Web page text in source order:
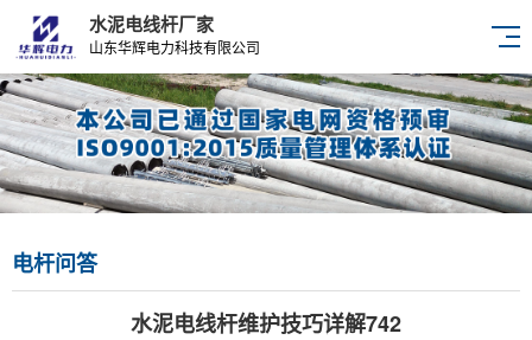
水泥电线杆厂家
山东华辉电力科技有限公司
电杆问答
水泥电线杆维护技巧详解742